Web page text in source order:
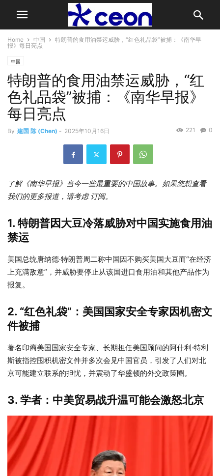
Home 中国
特朗普的食用油禁运威胁，“红色礼品袋”被捕：《南华早
报》每日亮点
中国
特朗普的食用油禁运威胁，“红
色礼品袋”被捕：《南华早报》
每日亮点
By 建国 陈 (Chen) - 2025年10月16日 0
221
了解《南华早报》当今一些最重要的中国故事。如果您想查看
我们的更多报道，请考虑 订阅。
1. 特朗普因大豆冷落威胁对中国实施食用油
禁运
美国总统唐纳德·特朗普周二称中国因不购买美国大豆而“在经济
上充满敌意”，并威胁要停止从该国进口食用油和其他产品作为
报复。
2. “红色礼袋”：美国国家安全专家因机密文
件被捕
著名印裔美国国家安全专家、长期担任美国顾问的阿什利·特利
斯被指控囤积机密文件并多次会见中国官员，引发了人们对北
京可能建立联系的担忧，并震动了华盛顿的外交政策圈。
3. 学者：中美贸易战升温可能会激怒北京